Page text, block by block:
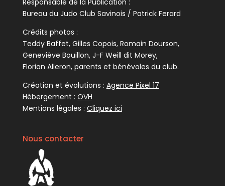
Responsable de la Publication :
Bureau du Judo Club Savinois / Patrick Ferard
Crédits photos :
Teddy Baffet, Gilles Copois, Romain Dourson,
Geneviève Bouillon, J-F Weill dit Morey,
Florian Alleron, parents et bénévoles du club.
Création et évolutions : Agence Pixel 17
Hébergement : OVH
Mentions légales : Cliquez ici
Nous contacter